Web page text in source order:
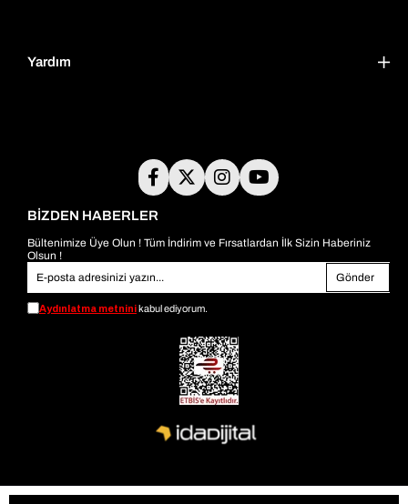
Yardım
BİZDEN HABERLER
Bültenimize Üye Olun ! Tüm İndirim ve Fırsatlardan İlk Sizin Haberiniz
Olsun !
Gönder
Aydınlatma metninikabul ediyorum.